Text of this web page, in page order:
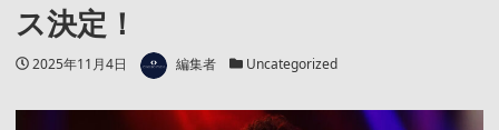
ス決定！
投稿日
2025年11月4日 著者 編集者 カテゴリー
Uncategorized